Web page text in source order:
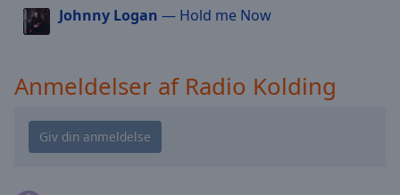
dialog
window.
cancel
close
Johnny Logan — Hold me Now
Anmeldelser af Radio Kolding